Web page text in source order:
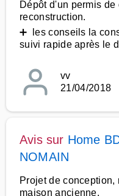
Dépôt d'un permis
reconstruction.
➕ les conseils la
suivi rapide après le
vv
21/04/2018
Avis sur Home
NOMAIN
Projet de
maison ancienne.